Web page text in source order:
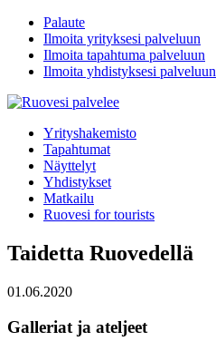
Palaute
Ilmoita yrityksesi palveluun
Ilmoita tapahtuma palveluun
Ilmoita yhdistyksesi palveluun
Yrityshakemisto
Tapahtumat
Näyttelyt
Yhdistykset
Matkailu
Ruovesi for tourists
Taidetta Ruovedellä
01.06.2020
Galleriat ja ateljeet